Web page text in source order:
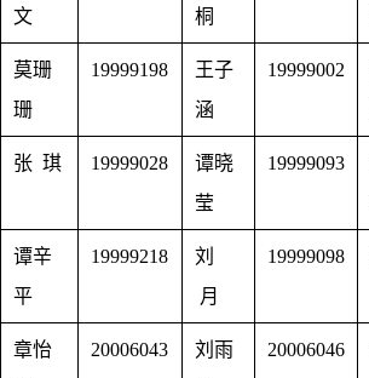
文
桐
莫珊
珊
19999198
王子
涵
19999002
张 琪 19999028
谭晓
莹
19999093
谭辛
平
19999218
刘
月
19999098
章怡
20006043
刘雨
20006046